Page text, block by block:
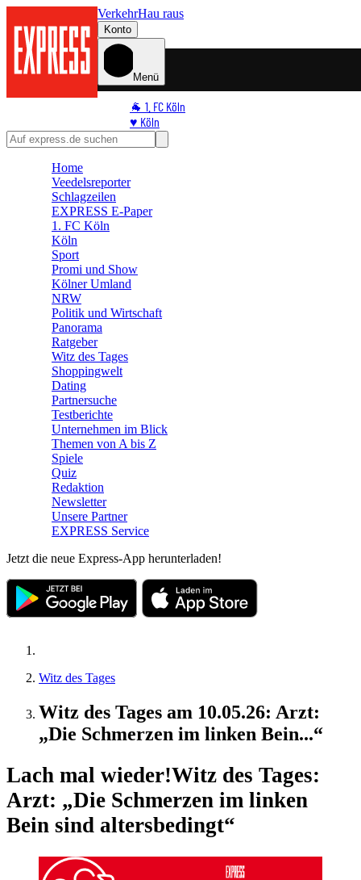
VerkehrHau raus
Konto
Menü
🐐 1. FC Köln
♥️ Köln
⭐ Promi
🛒 Shoppingwelt
Home
Veedelsreporter
Schlagzeilen
EXPRESS E-Paper
1. FC Köln
Köln
Sport
Promi und Show
Kölner Umland
NRW
Politik und Wirtschaft
Panorama
Ratgeber
Witz des Tages
Shoppingwelt
Dating
Partnersuche
Testberichte
Unternehmen im Blick
Themen von A bis Z
Spiele
Quiz
Redaktion
Newsletter
Unsere Partner
EXPRESS Service
Jetzt die neue Express-App herunterladen!
Witz des Tages
Witz des Tages am 10.05.26: Arzt:
„Die Schmerzen im linken Bein...“
Lach mal wieder!Witz des Tages:
Arzt: „Die Schmerzen im linken
Bein sind altersbedingt“